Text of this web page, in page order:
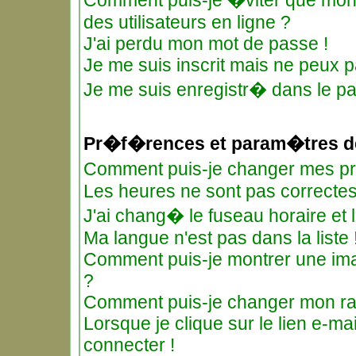
des utilisateurs en ligne ?
J'ai perdu mon mot de passe !
Je me suis inscrit mais ne peux
Je me suis enregistr� dans le
Pr�f�rences et param�tres
Comment puis-je changer mes
Les heures ne sont pas
J'ai chang� le fuseau horaire et
Ma langue n'est pas dans la liste
Comment puis-je montrer une
?
Comment puis-je changer mon
Lorsque je clique sur le lien e-
connecter !